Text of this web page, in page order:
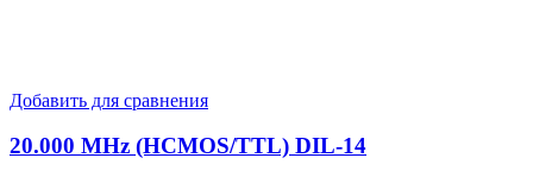
Добавить для сравнения
20.000 MHz (HCMOS/TTL) DIL-14